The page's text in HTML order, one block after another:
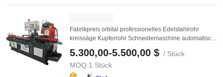
Fabrikpreis orbital professionelles Edelstahlrohr
kreissäge Kupferrohr Schneidemaschine automatische
5.300,00-5.500,00 $ / Stück
MOQ:1 Stück